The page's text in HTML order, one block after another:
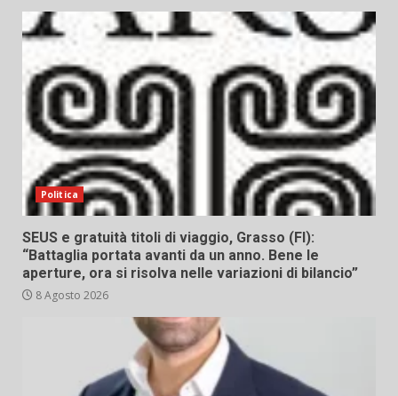
Politica
SEUS e gratuità titoli di viaggio, Grasso (FI):
“Battaglia portata avanti da un anno. Bene le
aperture, ora si risolva nelle variazioni di bilancio”
8 Agosto 2026